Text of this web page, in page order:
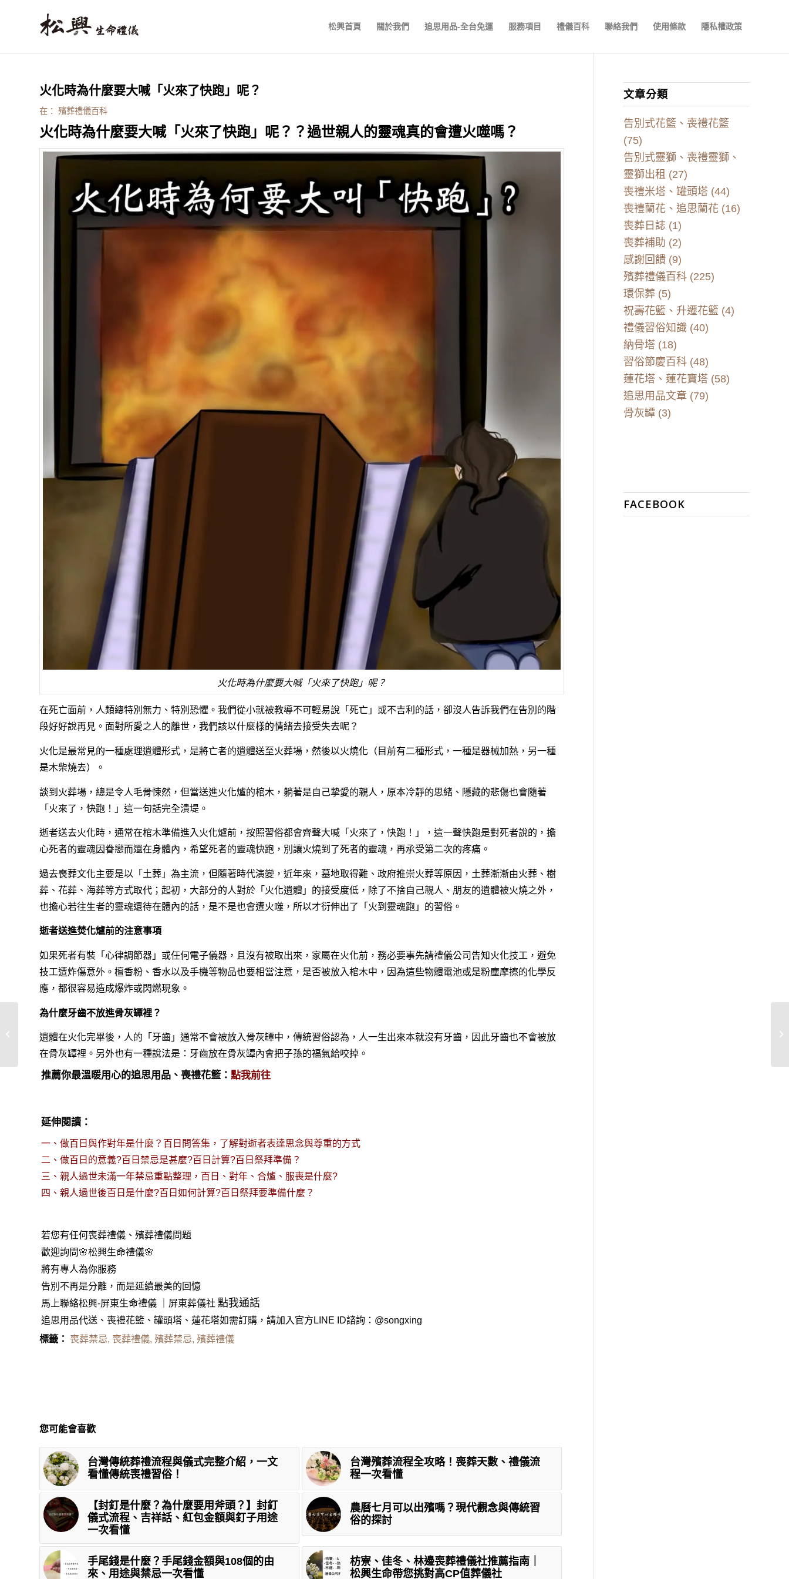
松興首頁 關於我們 追思用品-全台免運 服務項目 禮儀百科 聯絡我們 使用條款 隱私權政策
火化時為什麼要大喊「火來了快跑」呢？
在： 殯葬禮儀百科
火化時為什麼要大喊「火來了快跑」呢？？過世親人的靈魂真的會遭火噬嗎？
火化時為什麼要大喊「火來了快跑」呢？
在死亡面前，人類總特別無力、特別恐懼。我們從小就被教導不可輕易說「死亡」或不吉利的話，卻沒人告訴我們在告別的階
段好好說再見。面對所愛之人的離世，我們該以什麼樣的情緒去接受失去呢？
火化是最常見的一種處理遺體形式，是將亡者的遺體送至火葬場，然後以火燒化（目前有二種形式，一種是器械加熱，另一種
是木柴燒去）。
談到火葬場，總是令人毛骨悚然，但當送進火化爐的棺木，躺著是自己摯愛的親人，原本冷靜的思緒、隱藏的悲傷也會隨著
「火來了，快跑！」這一句話完全潰堤。
逝者送去火化時，通常在棺木準備進入火化爐前，按照習俗都會齊聲大喊「火來了，快跑！」，這一聲快跑是對死者說的，擔
心死者的靈魂因眷戀而還在身體內，希望死者的靈魂快跑，別讓火燒到了死者的靈魂，再承受第二次的疼痛。
過去喪葬文化主要是以「土葬」為主流，但隨著時代演變，近年來，墓地取得難、政府推崇火葬等原因，土葬漸漸由火葬、樹
葬、花葬、海葬等方式取代；起初，大部分的人對於「火化遺體」的接受度低，除了不捨自己親人、朋友的遺體被火燒之外，
也擔心若往生者的靈魂還待在體內的話，是不是也會遭火噬，所以才衍伸出了「火到靈魂跑」的習俗。
逝者送進焚化爐前的注意事項
如果死者有裝「心律調節器」或任何電子儀器，且沒有被取出來，家屬在火化前，務必要事先請禮儀公司告知火化技工，避免
技工遭炸傷意外。檀香粉、香水以及手機等物品也要相當注意，是否被放入棺木中，因為這些物體電池或是粉塵摩擦的化學反
應，都很容易造成爆炸或閃燃現象。
為什麼牙齒不放進骨灰罈裡？
遺體在火化完畢後，人的「牙齒」通常不會被放入骨灰罈中，傳統習俗認為，人一生出來本就沒有牙齒，因此牙齒也不會被放
在骨灰罈裡。另外也有一種說法是：牙齒放在骨灰罈內會把子孫的福氣給咬掉。
推薦你最溫暖用心的追思用品、喪禮花籃： 點我前往
延伸閱讀：
一、 做百日與作對年是什麼？百日問答集，了解對逝者表達思念與尊重的方式
二、 做百日的意義?百日禁忌是甚麼?百日計算?百日祭拜準備？
三、 親人過世未滿一年禁忌重點整理，百日、對年、合爐、服喪是什麼?
四、 親人過世後百日是什麼?百日如何計算?百日祭拜要準備什麼？
若您有任何喪葬禮儀 、殯葬禮儀問題
歡迎詢問🌸松興生命禮儀🌸
將有專人為你服務
告別不再是分離，而是延續最美的回憶
馬上聯絡松興-屏東生命禮儀 屏東葬儀社 點我通話
追思用品代送、喪禮花籃、罐頭塔、蓮花塔如需訂購，請加入官方LINE ID諮詢： @songxing
標籤： 喪葬禁忌, 喪葬禮儀, 殯葬禁忌, 殯葬禮儀
您可能會喜歡
台灣傳統葬禮流程與儀式完整介紹，一文
看懂傳統喪禮習俗！
台灣殯葬流程全攻略！喪葬天數、禮儀流
程一次看懂
【封釘是什麼？為什麼要用斧頭？】封釘
儀式流程、吉祥話、紅包金額與釘子用途
一次看懂
農曆七月可以出殯嗎？現代觀念與傳統習
俗的探討
手尾錢是什麼？手尾錢金額與108個的由
來、用途與禁忌一次看懂
枋寮、佳冬、林邊喪葬禮儀社推薦指南｜
松興生命帶您挑對高CP值葬儀社
文章分類
告別式花籃、喪禮花籃
(75)
告別式靈獅、喪禮靈獅、
靈獅出租 (27)
喪禮米塔、罐頭塔 (44)
喪禮蘭花、追思蘭花(16)
喪葬日誌 (1)
喪葬補助 (2)
感謝回饋(9)
殯葬禮儀百科(225)
環保葬(5)
祝壽花籃、升遷花籃 (4)
禮儀習俗知識 (40)
納骨塔 (18)
習俗節慶百科(48)
蓮花塔、蓮花寶塔 (58)
追思用品文章 (79)
骨灰罈(3)
FACEBOOK
完喪事一定要辦桌吃飯